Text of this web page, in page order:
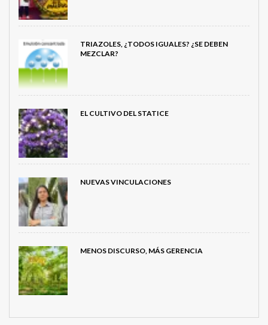
TRIAZOLES, ¿TODOS IGUALES? ¿SE DEBEN
MEZCLAR?
EL CULTIVO DEL STATICE
NUEVAS VINCULACIONES
MENOS DISCURSO, MÁS GERENCIA